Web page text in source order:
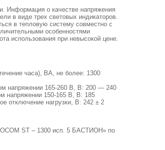
Информация о качестве напряжения
в виде трех световых индикаторов.
в тепловую систему совместно с
особенностями
использования при невысокой цене.
часа), ВА, не более: 1300
напряжении 165-260 В, В: 200 — 240
напряжении 150-165 В, В: 185
отключение нагрузки, В: 242 ± 2
ST – 1300 исп. 5 БАСТИОН» по